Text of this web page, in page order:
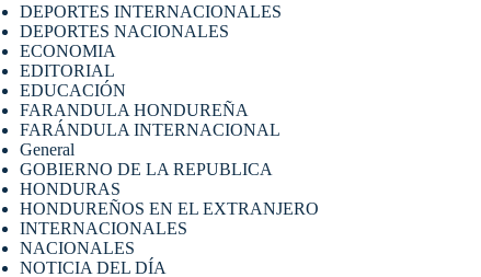
DEPORTES INTERNACIONALES
DEPORTES NACIONALES
ECONOMIA
EDITORIAL
EDUCACIÓN
FARANDULA HONDUREÑA
FARÁNDULA INTERNACIONAL
General
GOBIERNO DE LA REPUBLICA
HONDURAS
HONDUREÑOS EN EL EXTRANJERO
INTERNACIONALES
NACIONALES
NOTICIA DEL DÍA